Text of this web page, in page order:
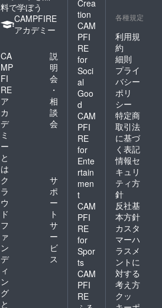
料で学ぼう
CAMPFIRE
アカデミー
CA
MP
FI
RE
ア
カ
デ
ミ
ー
と
は
説
明
会
・
相
談
会
ク
ラ
ウ
ド
フ
ァ
ン
デ
ィ
ン
グ
と
サ
ポ
ー
ト
サ
ー
ビ
ス
Crea
tion
CAM
PFI
RE
for
Soci
al
Goo
d
CAM
PFI
RE
for
Ente
rtain
men
t
CAM
PFI
RE
for
Spor
ts
CAM
PFI
RE
各種規定
利用規
約
細則
プライ
バシー
ポリ
シー
特定商
取引法
に基づ
く表記
情報セ
キュリ
ティ方
針
反社基
本方針
カスタ
マーハ
ラスメ
ントに
対する
考え方
クッ